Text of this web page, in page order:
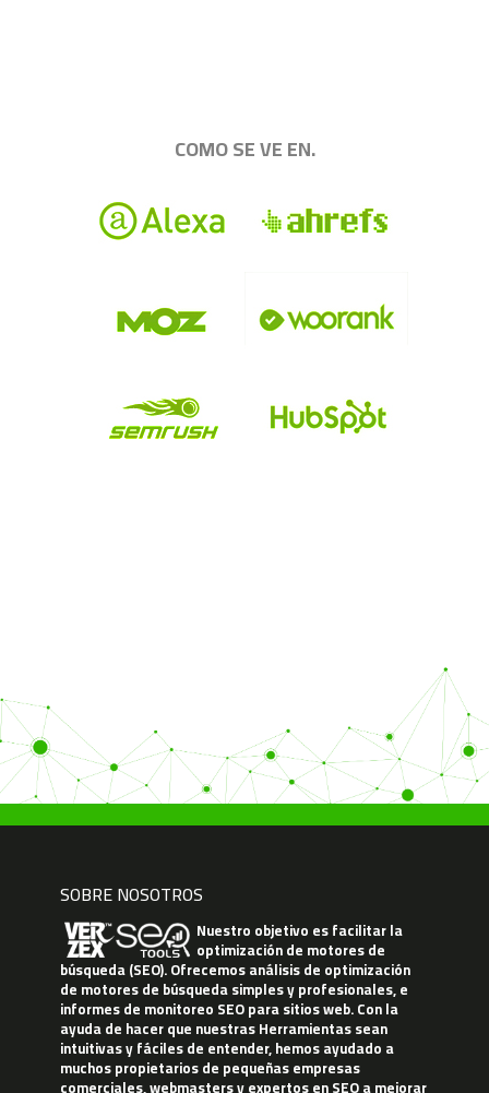
COMO SE VE EN.
SOBRE NOSOTROS
Nuestro objetivo es facilitar la
optimización de motores de
búsqueda (SEO). Ofrecemos análisis de optimización
de motores de búsqueda simples y profesionales, e
informes de monitoreo SEO para sitios web. Con la
ayuda de hacer que nuestras Herramientas sean
intuitivas y fáciles de entender, hemos ayudado a
muchos propietarios de pequeñas empresas